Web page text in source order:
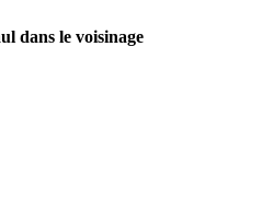
dans le voisinage